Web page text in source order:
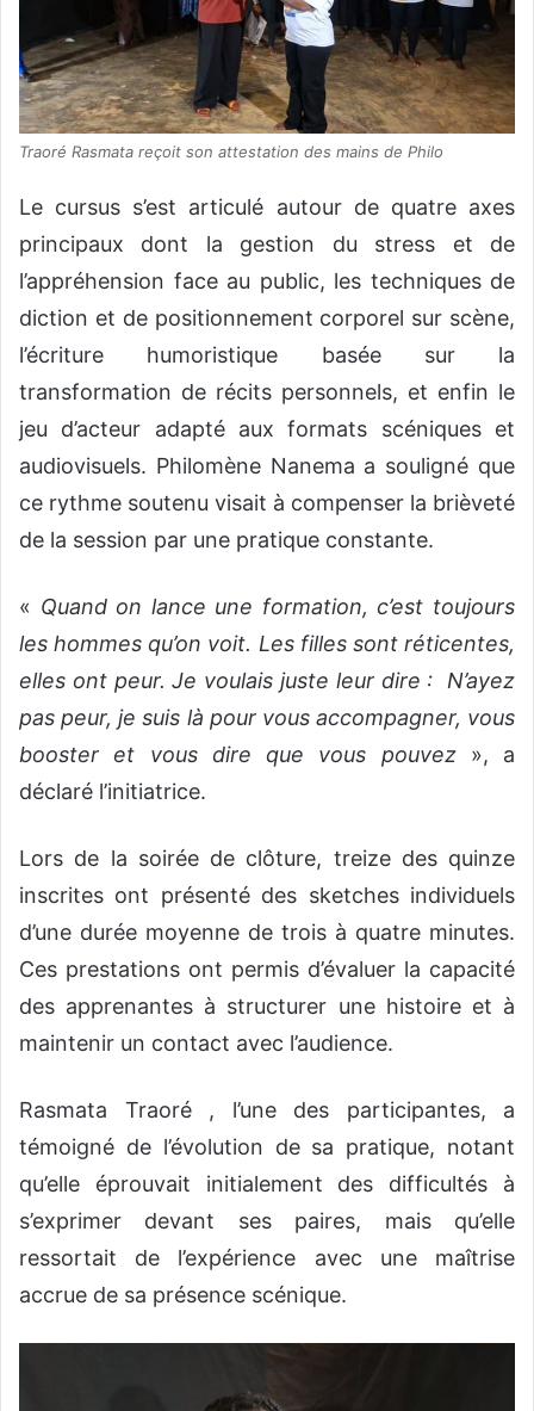
Traoré Rasmata reçoit son attestation des mains de Philo
Le cursus s’est articulé autour de quatre axes
principaux dont la gestion du stress et de
l’appréhension face au public, les techniques de
diction et de positionnement corporel sur scène,
l’écriture humoristique basée sur la
transformation de récits personnels, et enfin le
jeu d’acteur adapté aux formats scéniques et
audiovisuels. Philomène Nanema a souligné que
ce rythme soutenu visait à compenser la brièveté
de la session par une pratique constante.
« Quand on lance une formation, c’est toujours
les hommes qu’on voit. Les filles sont réticentes,
elles ont peur. Je voulais juste leur dire : N’ayez
pas peur, je suis là pour vous accompagner, vous
booster et vous dire que vous pouvez», a
déclaré l’initiatrice.
Lors de la soirée de clôture, treize des quinze
inscrites ont présenté des sketches individuels
d’une durée moyenne de trois à quatre minutes.
Ces prestations ont permis d’évaluer la capacité
des apprenantes à structurer une histoire et à
maintenir un contact avec l’audience.
Rasmata Traoré , l’une des participantes, a
témoigné de l’évolution de sa pratique, notant
qu’elle éprouvait initialement des difficultés à
s’exprimer devant ses paires, mais qu’elle
ressortait de l’expérience avec une maîtrise
accrue de sa présence scénique.